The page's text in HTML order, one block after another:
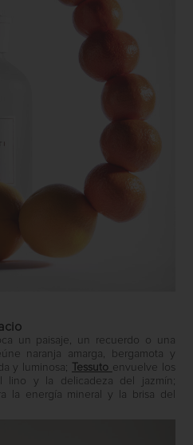
un paisaje, un recuerdo o una
naranja amarga, bergamota y
y luminosa;
Tessuto envuelve los
lino y la delicadeza del jazmín;
la energía mineral y la brisa del